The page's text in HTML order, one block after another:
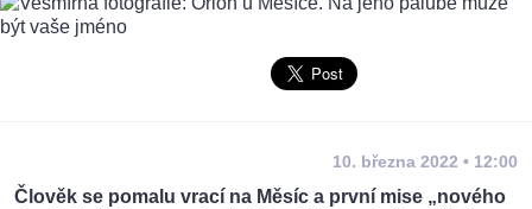
10. března 2022 • 12:00
Člověk se pomalu vrací na Měsíc a první mise „nového